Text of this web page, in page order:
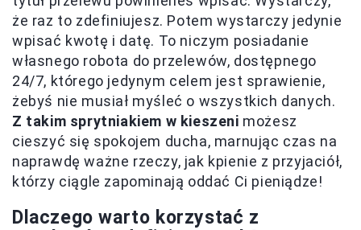
że raz to zdefiniujesz. Potem wystarczy jedynie
wpisać kwotę i datę. To niczym posiadanie
własnego robota do przelewów, dostępnego
24/7, którego jedynym celem jest sprawienie,
żebyś nie musiał myśleć o wszystkich danych.
Z takim sprytniakiem w kieszeni możesz
cieszyć się spokojem ducha, marnując czas na
naprawdę ważne rzeczy, jak kpienie z przyjaciół,
którzy ciągle zapominają oddać Ci pieniądze!
Dlaczego warto korzystać z